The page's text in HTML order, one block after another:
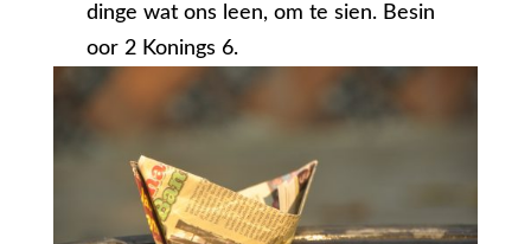
dinge wat ons leen, om te sien. Besin
oor 2 Konings 6.